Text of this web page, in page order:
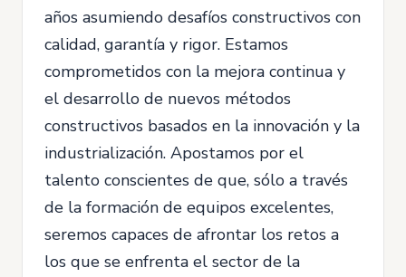
años asumiendo desafíos constructivos con
calidad, garantía y rigor. Estamos
comprometidos con la mejora continua y
el desarrollo de nuevos métodos
constructivos basados en la innovación y la
industrialización. Apostamos por el
talento conscientes de que, sólo a través
de la formación de equipos excelentes,
seremos capaces de afrontar los retos a
los que se enfrenta el sector de la